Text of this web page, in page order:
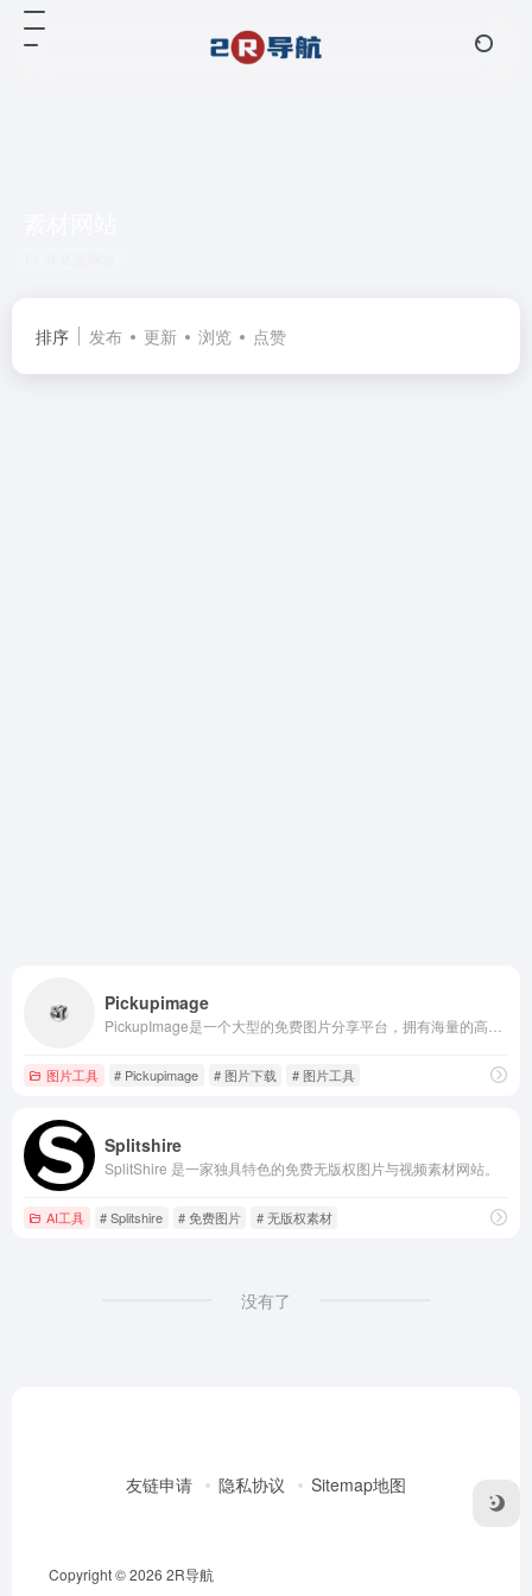
排序 发布 更新 浏览 点赞
Pickupimage
图片工具 # Pickupimage # 图片下载 # 图片工具
Splitshire
SplitShire 是一家独具特色的免费无版权图片与视频素材网站。
AI工具 # Splitshire # 免费图片 # 无版权素材
没有了
友链申请 隐私协议 Sitemap地图
Copyright © 2026 2R导航